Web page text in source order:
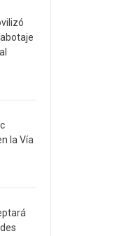
la Vía